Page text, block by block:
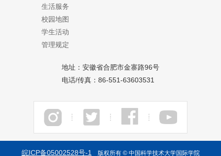
生活服务
校园地图
学生活动
管理规定
地址：安徽省合肥市金寨路96号
电话/传真：86-551-63603531
皖ICP备05002528号-1 版权所有 © 中国科学技术大学国际学院